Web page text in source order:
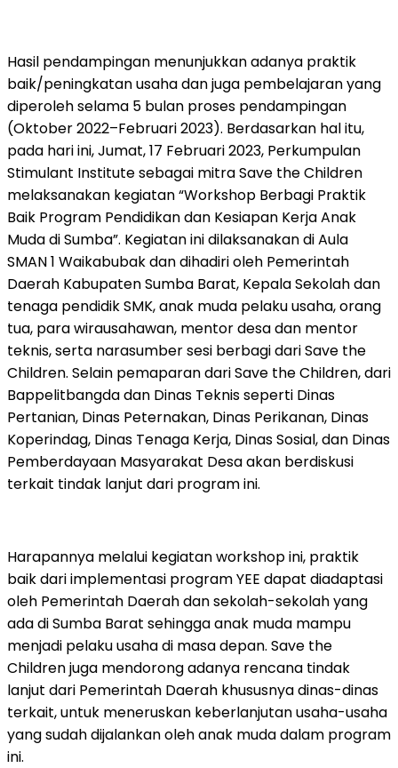
Hasil pendampingan menunjukkan adanya praktik
baik/peningkatan usaha dan juga pembelajaran yang
diperoleh selama 5 bulan proses pendampingan
(Oktober 2022–Februari 2023). Berdasarkan hal itu,
pada hari ini, Jumat, 17 Februari 2023, Perkumpulan
Stimulant Institute sebagai mitra Save the Children
melaksanakan kegiatan “Workshop Berbagi Praktik
Baik Program Pendidikan dan Kesiapan Kerja Anak
Muda di Sumba”. Kegiatan ini dilaksanakan di Aula
SMAN 1 Waikabubak dan dihadiri oleh Pemerintah
Daerah Kabupaten Sumba Barat, Kepala Sekolah dan
tenaga pendidik SMK, anak muda pelaku usaha, orang
tua, para wirausahawan, mentor desa dan mentor
teknis, serta narasumber sesi berbagi dari Save the
Children. Selain pemaparan dari Save the Children, dari
Bappelitbangda dan Dinas Teknis seperti Dinas
Pertanian, Dinas Peternakan, Dinas Perikanan, Dinas
Koperindag, Dinas Tenaga Kerja, Dinas Sosial, dan Dinas
Pemberdayaan Masyarakat Desa akan berdiskusi
terkait tindak lanjut dari program ini.
Harapannya melalui kegiatan workshop ini, praktik
baik dari implementasi program YEE dapat diadaptasi
oleh Pemerintah Daerah dan sekolah-sekolah yang
ada di Sumba Barat sehingga anak muda mampu
menjadi pelaku usaha di masa depan. Save the
Children juga mendorong adanya rencana tindak
lanjut dari Pemerintah Daerah khususnya dinas-dinas
terkait, untuk meneruskan keberlanjutan usaha-usaha
yang sudah dijalankan oleh anak muda dalam program
ini.